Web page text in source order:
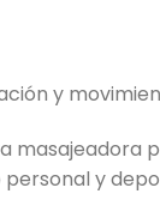
y
masajeadora
y